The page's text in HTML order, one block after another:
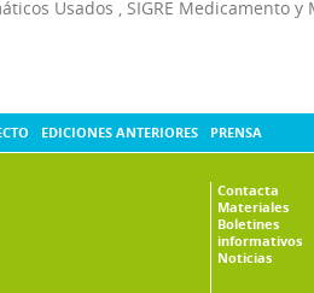
Usados SIGRE Medicamento
EDICIONES ANTERIORES PRENSA
Contacta
Materiales
Boletines
informativos
Noticias